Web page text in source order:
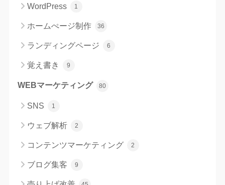
WordPress 1
ホームぺージ制作 36
ランディングページ 6
覚え書き 9
WEBマーケティング 80
SNS 1
ウェブ解析 2
コンテンツマーケティング 2
ブログ集客 9